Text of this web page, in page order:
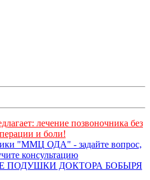
лечение позвоночника без
и боли!
"ММЦ ОДА" - задайте вопрос,
консультацию
ПОДУШКИ ДОКТОРА БОБЫРЯ